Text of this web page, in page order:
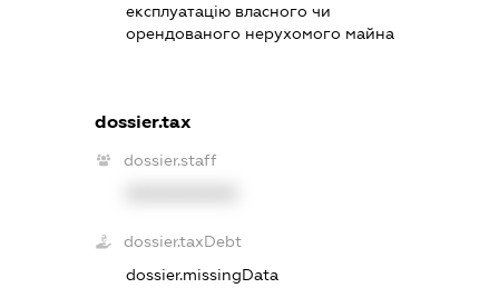
експлуатацію власного чи
орендованого нерухомого майна
dossier.tax
dossier.staff
dossier.taxDebt
dossier.missingData